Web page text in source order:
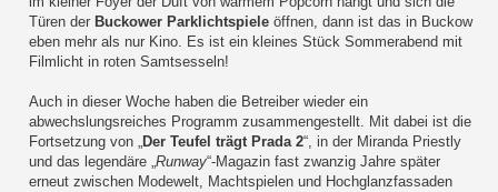
Türen der Buckower Parklichtspiele öffnen, dann ist das in Buckow
eben mehr als nur Kino. Es ist ein kleines Stück Sommerabend mit
Filmlicht in roten Samtsesseln!
Auch in dieser Woche haben die Betreiber wieder ein
abwechslungsreiches Programm zusammengestellt. Mit dabei ist die
Fortsetzung von „Der Teufel trägt Prada 2“, in der Miranda Priestly
und das legendäre „Runway“-Magazin fast zwanzig Jahre später
erneut zwischen Modewelt, Machtspielen und Hochglanzfassaden